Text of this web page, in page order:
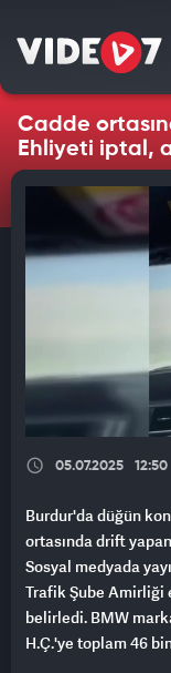
Cadde
Ehliyeti iptal,
05.07.2025 12:50
Burdur'da düğün
ortasında drift
Sosyal medyada
Trafik Şube Amirliği
belirledi. BMW
H.Ç.'ye toplam 46